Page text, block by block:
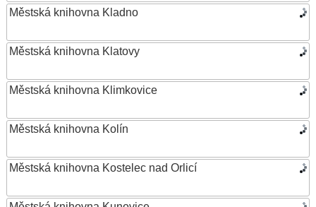
Městská knihovna Kladno
Městská knihovna Klatovy
Městská knihovna Klimkovice
Městská knihovna Kolín
Městská knihovna Kostelec nad Orlicí